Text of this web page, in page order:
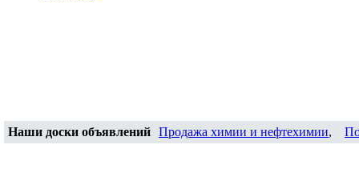
Наши доски объявлений Продажа химии и нефтехимии,